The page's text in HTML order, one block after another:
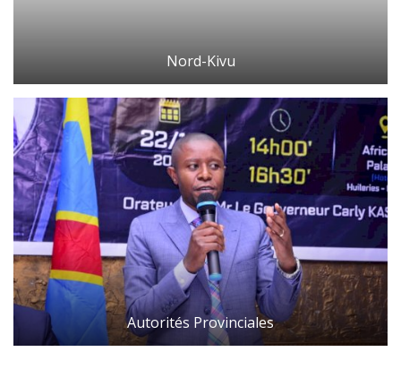
Nord-Kivu
Autorités Provinciales